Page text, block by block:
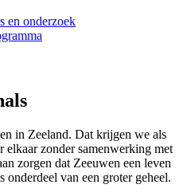
en onderzoek
in Zeeland. Dat krijgen we als
zonder samenwerking met
zorgen dat Zeeuwen een leven
onderdeel van een groter geheel.